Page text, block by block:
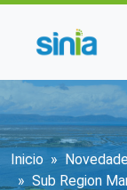
Inicio
Sub Region